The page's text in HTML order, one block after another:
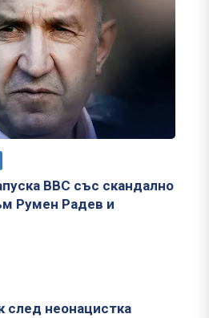
ВВС със скандално
Румен Радев и
след неонацистка